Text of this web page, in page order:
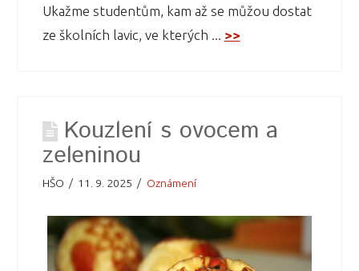
Ukažme studentům, kam až se můžou dostat
ze školních lavic, ve kterých ... >>
Kouzlení s ovocem a
zeleninou
HŠO 11. 9. 2025 Oznámení